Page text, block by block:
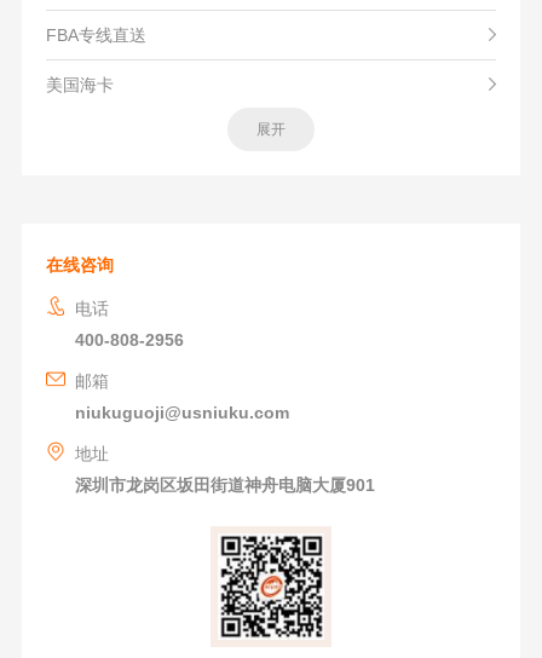
FBA专线直送
美国海卡
展开
在线咨询
电话
400-808-2956
邮箱
niukuguoji@usniuku.com
地址
深圳市龙岗区坂田街道神舟电脑大厦901